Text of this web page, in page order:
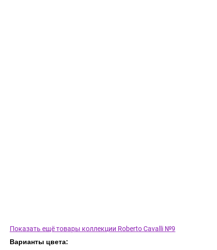
Показать ещё товары коллекции Roberto Cavalli №9
Варианты цвета: